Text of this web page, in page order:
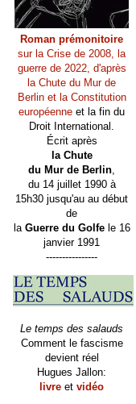
Roman prémonitoire
sur la Crise de 2008, la
guerre de 2022, d'après
la Chute du Mur de
Berlin et la Constitution
européenne et la fin du
Droit International.
Écrit après
la Chute
du Mur de Berlin,
du 14 juillet 1990 à
15h30 jusqu'au au début
de
la Guerre du Golfele 16
janvier 1991
----------------
Le temps des salauds
Comment le fascisme
devient réel
Hugues Jallon:
livre et vidéo